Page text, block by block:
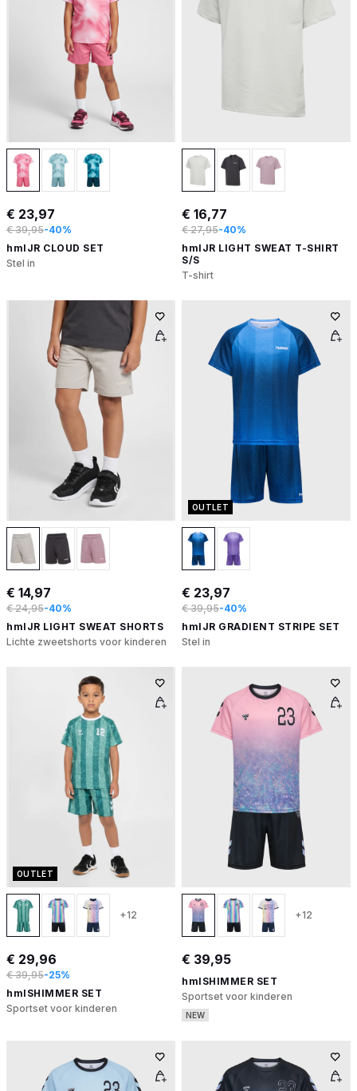
€ 23,97
€ 39,95-40%
hmlJR CLOUD SET
Stel in
€ 16,77
€ 27,95-40%
hmlJR LIGHT SWEAT T-SHIRT
S/S
T-shirt
€ 14,97
€ 24,95-40%
hmlJR LIGHT SWEAT SHORTS
Lichte zweetshorts voor kinderen
OUTLET
€ 23,97
€ 39,95-40%
hmlJR GRADIENT STRIPE SET
Stel in
OUTLET
+12
€ 29,96
€ 39,95-25%
hmlSHIMMER SET
Sportset voor kinderen
+12
€ 39,95
hmlSHIMMER SET
Sportset voor kinderen
NEW